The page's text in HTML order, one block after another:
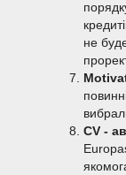
не
CV -